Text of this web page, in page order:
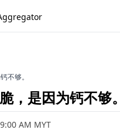
不够。
，是因为钙不够。
AM MYT